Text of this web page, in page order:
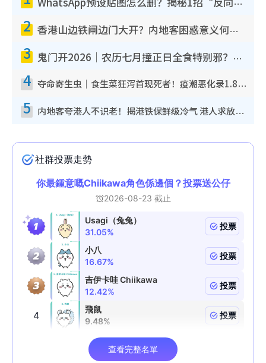
WhatsApp预设贴图怎么删？揭秘1招“反向操作”还原简洁界面 附3步实测教程
2 香港山边铁闸边门大开？内地客困惑意义何在！网友神回复：这种叫法理性防御
3 鬼门开2026｜农历七月撞正日全食特别邪？专家警告切忌做一事！揭4大禁忌+2招保平安
4 夺命寄生虫｜食生菜狂泻首现死者！疫潮恶化录1.8万宗病例 揭洗菜3大谬误
5 内地客夸港人不识老！揭港铁保鲜级冷气 港人求放过：别投诉